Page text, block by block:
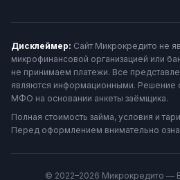
Дисклеймер: Сайт Микрокредито не
микрофинансовой организацией или
не принимаем платежи. Все
являются информационными. Решение
МФО на основании анкеты заёмщика.
Полная стоимость займа, условия и
Перед оформлением внимательно
© 2022–2026 Микрокредито —